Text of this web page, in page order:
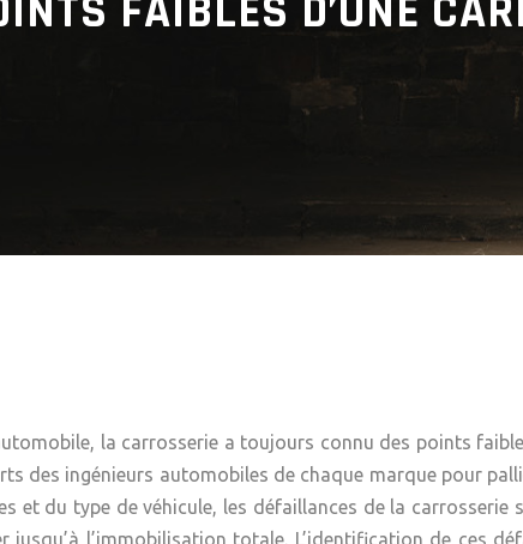
FAIBLES D’UNE
la carrosserie a toujours connu des points
des ingénieurs automobiles de chaque marque pour
et du type de véhicule, les défaillances de la
jusqu’à l’immobilisation totale. L’identification de ces